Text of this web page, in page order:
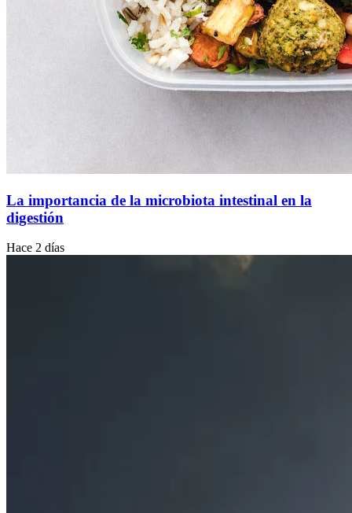
La importancia de la microbiota intestinal en la
digestión
Hace 2 días